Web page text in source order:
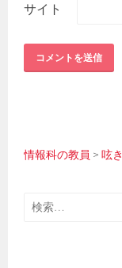
サイト
情報科の教員 >呟き
検